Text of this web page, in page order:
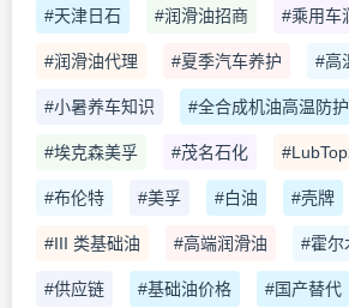
#天津日石 #润滑油招商 #乘用车
#润滑油代理 #夏季汽车养护 #高
#小暑养车知识 #全合成机油高温防护
#埃克森美孚 #茂名石化
#布伦特 #美孚 #白油 #壳牌
#III 类基础油 #高端润滑油 #霍尔
#供应链 #基础油价格 #国产替代